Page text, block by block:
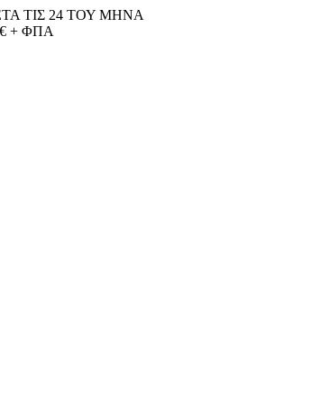
ΤΙΣ 24 ΤΟΥ ΜΗΝΑ
+ ΦΠΑ